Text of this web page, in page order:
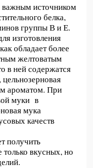
важным источником
белка,
группы В и Е.
изготовления
обладает более
желтоватым
в ней содержатся
ароматом. При
муки в
мука
качеств
получить
вкусных, но